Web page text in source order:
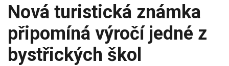
Nová turistická známka
připomíná výročí jedné z
bystřických škol